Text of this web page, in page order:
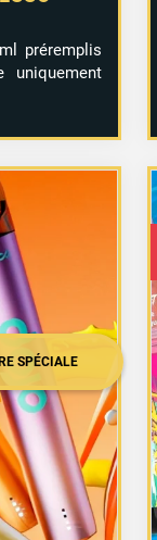
préremplis
uniquement
SPÉCIALE